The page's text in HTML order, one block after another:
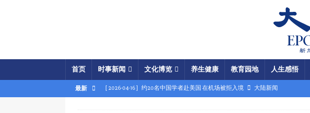
首页 时事新闻 文化博览 养生健康 教育园地 人生感悟
最新 [ 2026-04-16 ] 约20名中国学者赴美国 在机场被拒入境 大陆新闻